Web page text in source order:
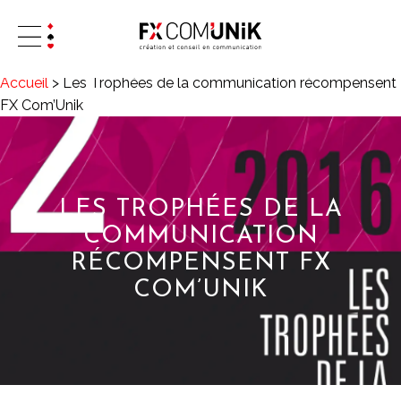
Accueil > Les Trophées de la communication récompensent
FX Com’Unik
LES TROPHÉES DE LA
COMMUNICATION
RÉCOMPENSENT FX
COM’UNIK